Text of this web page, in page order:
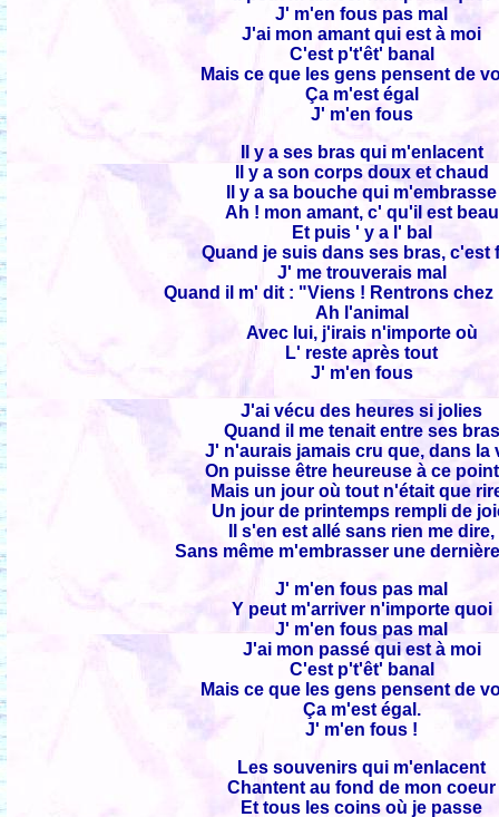
J' m'en fous pas mal
J'ai mon amant qui est à moi
C'est p't'êt' banal
Mais ce que les gens pensent de
Ça m'est égal
J' m'en fous
Il y a ses bras qui m'enlacent
Il y a son corps doux et chaud
Il y a sa bouche qui m'embrasse
Ah ! mon amant, c' qu'il est beau
Et puis ' y a l' bal
Quand je suis dans ses bras, c'est
J' me trouverais mal
Quand il m' dit : "Viens ! Rentrons
Ah l'animal
Avec lui, j'irais n'importe où
L' reste après tout
J' m'en fous
J'ai vécu des heures si jolies
Quand il me tenait entre ses bras
J' n'aurais jamais cru que, dans la
On puisse être heureuse à ce
Mais un jour où tout n'était que
Un jour de printemps rempli de
Il s'en est allé sans rien me dire,
Sans même m'embrasser une
J' m'en fous pas mal
Y peut m'arriver n'importe quoi
J' m'en fous pas mal
J'ai mon passé qui est à moi
C'est p't'êt' banal
Mais ce que les gens pensent de
Ça m'est égal.
J' m'en fous !
Les souvenirs qui m'enlacent
Chantent au fond de mon coeur
Et tous les coins où je passe